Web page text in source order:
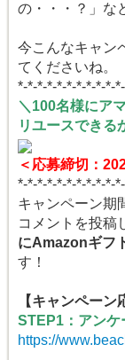
の・・・？」な
今こんなキャン
てくださいね。
*-*-*-*-*-*-*-*-*-*-
＼100名様にア
リユースでき
＜応募締切：
*-*-*-*-*-*-*-*-*-*-
キャンペーン期
コメントを投稿
にAmazonギフ
す！
【キャンペーン
STEP1：アンケ
https://